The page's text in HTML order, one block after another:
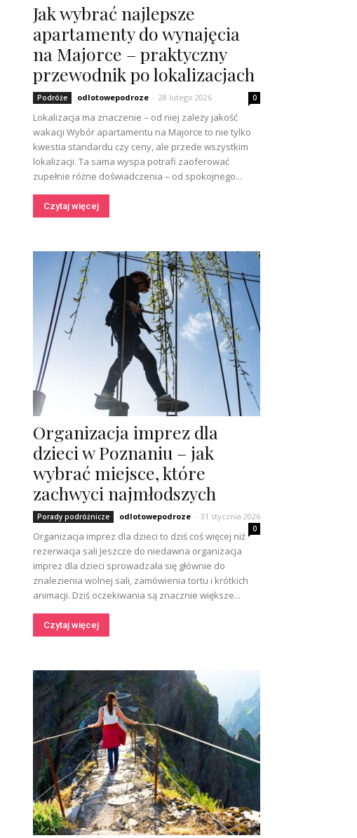
Jak wybrać najlepsze
apartamenty do wynajęcia
na Majorce – praktyczny
przewodnik po lokalizacjach
Podróże odlotowepodroze - 28 lutego 2026 0
Lokalizacja ma znaczenie – od niej zależy jakość
wakacji Wybór apartamentu na Majorce to nie tylko
kwestia standardu czy ceny, ale przede wszystkim
lokalizacji. Ta sama wyspa potrafi zaoferować
zupełnie różne doświadczenia – od spokojnego...
Czytaj więcej
Organizacja imprez dla
dzieci w Poznaniu – jak
wybrać miejsce, które
zachwyci najmłodszych
Porady podróżnicze odlotowepodroze - 31 stycznia 2026
0
Organizacja imprez dla dzieci to dziś coś więcej niż
rezerwacja sali Jeszcze do niedawna organizacja
imprez dla dzieci sprowadzała się głównie do
znalezienia wolnej sali, zamówienia tortu i krótkich
animacji. Dziś oczekiwania są znacznie większe...
Czytaj więcej